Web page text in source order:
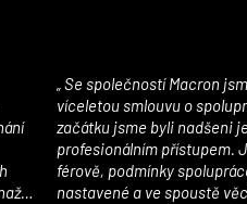
víceletou smlouvu o
začátku jsme byli nadšeni
profesionálním přístupem.
férově, podmínky
nastavené a ve spoustě